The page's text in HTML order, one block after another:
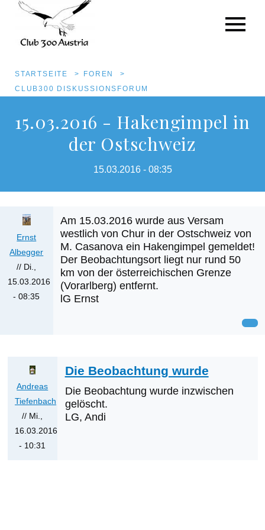
Direkt
zum
Pfadnavigation
STARTSEITE
FOREN
CLUB300 DISKUSSIONSFORUM
15.03.2016 - Hakengimpel in
der Ostschweiz
15.03.2016 - 08:35
Ernst
Albegger
// Di.,
15.03.2016
- 08:35
Am 15.03.2016 wurde aus Versam
westlich von Chur in der Ostschweiz von
M. Casanova ein Hakengimpel gemeldet!
Der Beobachtungsort liegt nur rund 50
km von der österreichischen Grenze
(Vorarlberg) entfernt.
lG Ernst
Andreas
Tiefenbach
// Mi.,
16.03.2016
- 10:31
Die Beobachtung wurde
Die Beobachtung wurde inzwischen
gelöscht.
LG, Andi